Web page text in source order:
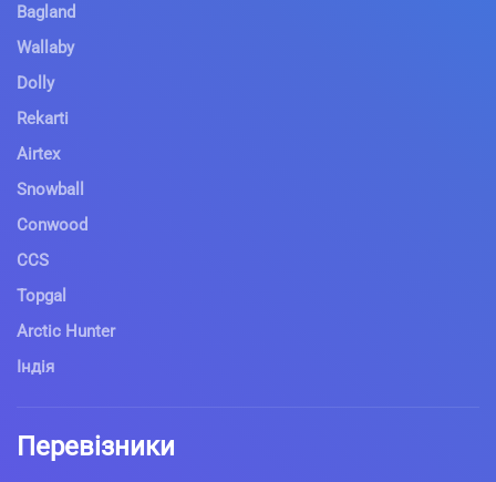
Bagland
Wallaby
Dolly
Rekarti
Airtex
Snowball
Conwood
CCS
Topgal
Arctic Hunter
Індія
Перевізники